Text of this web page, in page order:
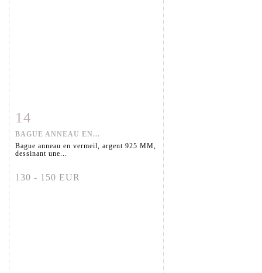
Fiche détaillée
14
BAGUE ANNEAU EN...
Bague anneau en vermeil, argent 925 MM,
dessinant une...
130 - 150 EUR